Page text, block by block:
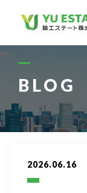
BLOG
2026.06.16